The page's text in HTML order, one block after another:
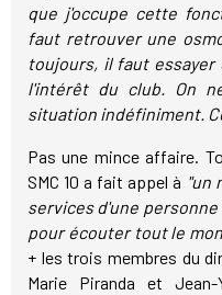
que j'occupe cette
faut retrouver une
toujours, il faut essayer
l'intérêt du club. On
situation indéfiniment.
Pas une mince affaire.
SMC 10 a fait appel à "un
services d'une
pour écouter tout le
+ les trois membres du
Marie Piranda et Jean-